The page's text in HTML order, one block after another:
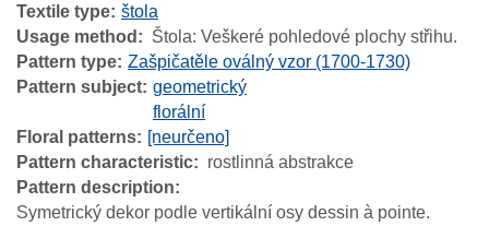
Textile type štola
Usage method
Štola: Veškeré pohledové plochy střihu.
Pattern type Zašpičatěle oválný vzor (1700-1730)
Pattern subject geometrický
florální
Floral patterns
[neurčeno]
Pattern characteristic
rostlinná abstrakce
Pattern description
Symetrický dekor podle vertikální osy dessin à pointe.